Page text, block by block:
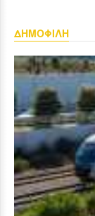
ΔΗΜΟΦΙΛΗ